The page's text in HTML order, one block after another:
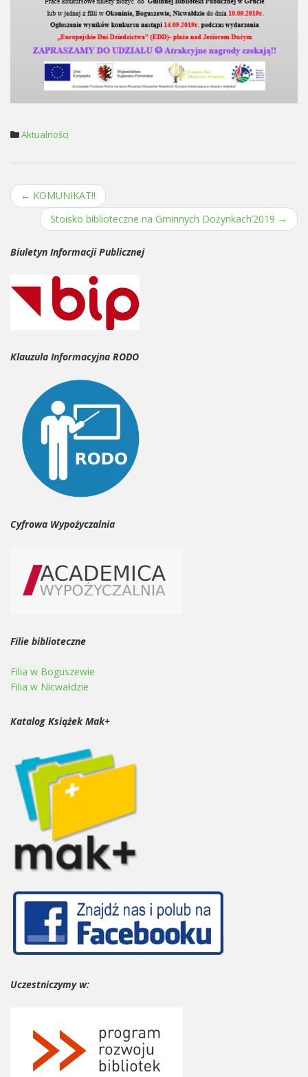
Aktualności
Post navigation
← KOMUNIKAT!!
Stoisko biblioteczne na Gminnych Dożynkach’2019 →
Biuletyn Informacji Publicznej
Klauzula Informacyjna RODO
Cyfrowa Wypożyczalnia
Filie biblioteczne
Filia w Boguszewie
Filia w Nicwałdzie
Katalog Książek Mak+
Uczestniczymy w: